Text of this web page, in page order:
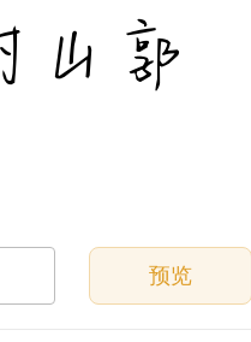
山郭
预览